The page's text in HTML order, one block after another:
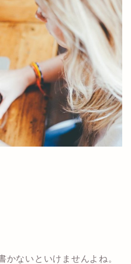
かないといけませんよね。